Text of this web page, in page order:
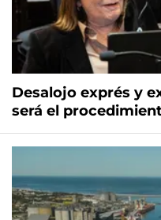
Desalojo exprés y
será el